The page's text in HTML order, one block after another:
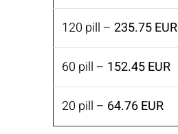
120 pill – 235.75 EUR
60 pill – 152.45 EUR
20 pill – 64.76 EUR